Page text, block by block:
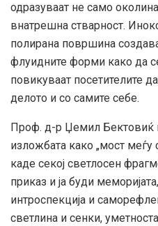
одразуваат не само
внатрешна стварност.
полирана површина создава
флуидните форми како да
повикуваат посетителите
делото и со самите себе.
Проф. д-р Џемил Бектовиќ
изложбата како „мост меѓу
каде секој светлосен
приказ и ја буди
интроспекција и
светлина и сенки,